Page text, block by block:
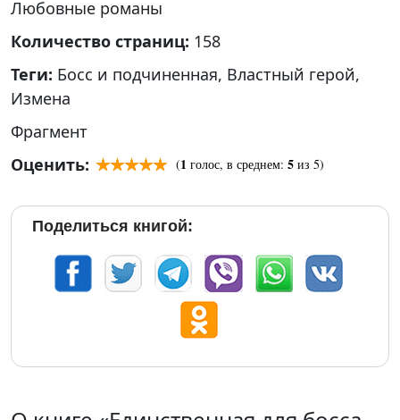
Любовные романы
Количество страниц: 158
Теги: Босс и подчиненная, Властный герой,
Измена
Фрагмент
Оценить:
(1 голос, в среднем: 5 из 5)
Поделиться книгой: